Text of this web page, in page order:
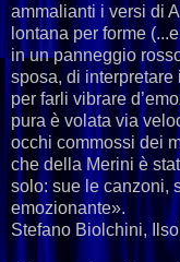
ammalianti i versi di
lontana per forme
in un panneggio
sposa, di
per farli vibrare
pura è volata via
occhi commossi dei
che della Merini è
solo: sue le canzoni,
emozionante».
Stefano Biolchini,